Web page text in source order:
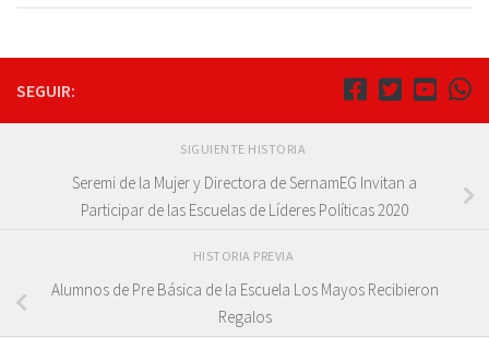
SEGUIR:
SIGUIENTE HISTORIA
Seremi de la Mujer y Directora de SernamEG Invitan a
Participar de las Escuelas de Líderes Políticas 2020
HISTORIA PREVIA
Alumnos de Pre Básica de la Escuela Los Mayos Recibieron
Regalos